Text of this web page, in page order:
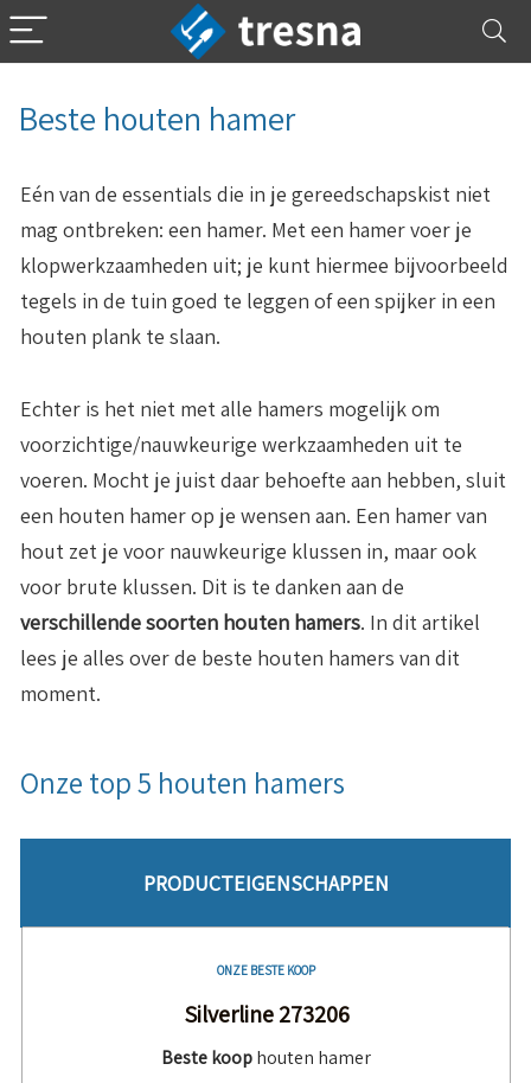
Beste houten hamer
Eén van de essentials die in je gereedschapskist niet
mag ontbreken: een hamer. Met een hamer voer je
klopwerkzaamheden uit; je kunt hiermee bijvoorbeeld
tegels in de tuin goed te leggen of een spijker in een
houten plank te slaan.
Echter is het niet met alle hamers mogelijk om
voorzichtige/nauwkeurige werkzaamheden uit te
voeren. Mocht je juist daar behoefte aan hebben, sluit
een houten hamer op je wensen aan. Een hamer van
hout zet je voor nauwkeurige klussen in, maar ook
voor brute klussen. Dit is te danken aan de
verschillende soorten houten hamers. In dit artikel
lees je alles over de beste houten hamers van dit
moment.
Onze top 5 houten hamers
PRODUCTEIGENSCHAPPEN
ONZE BESTE KOOP
Silverline 273206
Beste koophouten hamer